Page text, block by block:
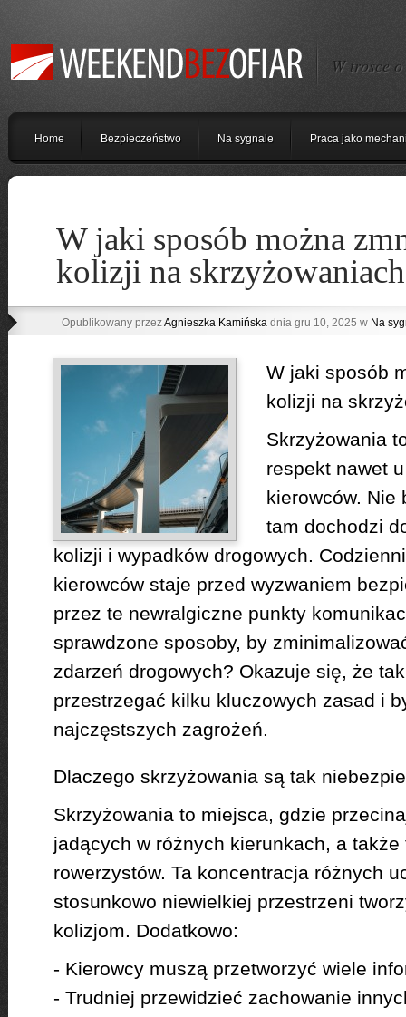
W trosce
Home Bezpieczeństwo Na sygnale Praca jako
W jaki sposób można
kolizji na
Opublikowany przezAgnieszka Kamińskadnia gru 10, 2025 w Na
W jaki sposób
kolizji na
Skrzyżowania
respekt nawet
kierowców. Nie
tam dochodzi
kolizji i wypadków drogowych.
kierowców staje przed wyzwaniem
przez te newralgiczne punkty
sprawdzone sposoby, by
zdarzeń drogowych? Okazuje się, że
przestrzegać kilku kluczowych zasad i
najczęstszych zagrożeń.
Dlaczego skrzyżowania są tak
Skrzyżowania to miejsca, gdzie
jadących w różnych kierunkach, a
rowerzystów. Ta koncentracja różnych
stosunkowo niewielkiej przestrzeni
kolizjom. Dodatkowo:
- Kierowcy muszą przetworzyć wiele
- Trudniej przewidzieć zachowanie